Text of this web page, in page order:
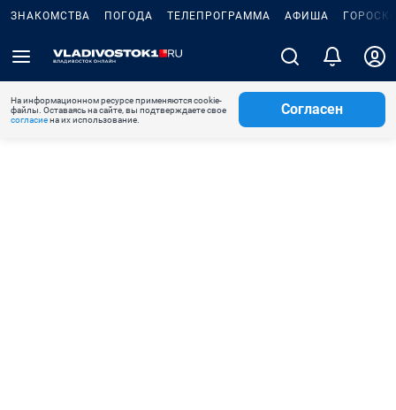
ЗНАКОМСТВА ПОГОДА ТЕЛЕПРОГРАММА АФИША
На информационном ресурсе применяются cookie-
файлы. Оставаясь на сайте, вы подтверждаете свое
согласиена их использование.
Согласен